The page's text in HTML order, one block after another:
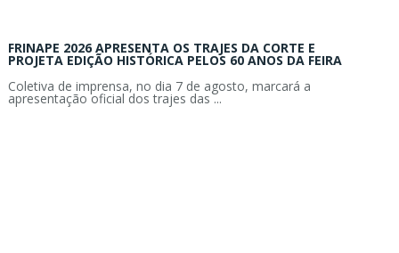
FRINAPE 2026 APRESENTA OS TRAJES DA CORTE E
PROJETA EDIÇÃO HISTÓRICA PELOS 60 ANOS DA FEIRA
Coletiva de imprensa, no dia 7 de agosto, marcará a
apresentação oficial dos trajes das ...